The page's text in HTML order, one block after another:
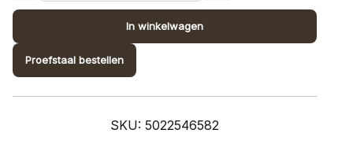
for
Walls
4
digitaal;
design
quantity
In winkelwagen
Proefstaal bestellen
SKU: 5022546582